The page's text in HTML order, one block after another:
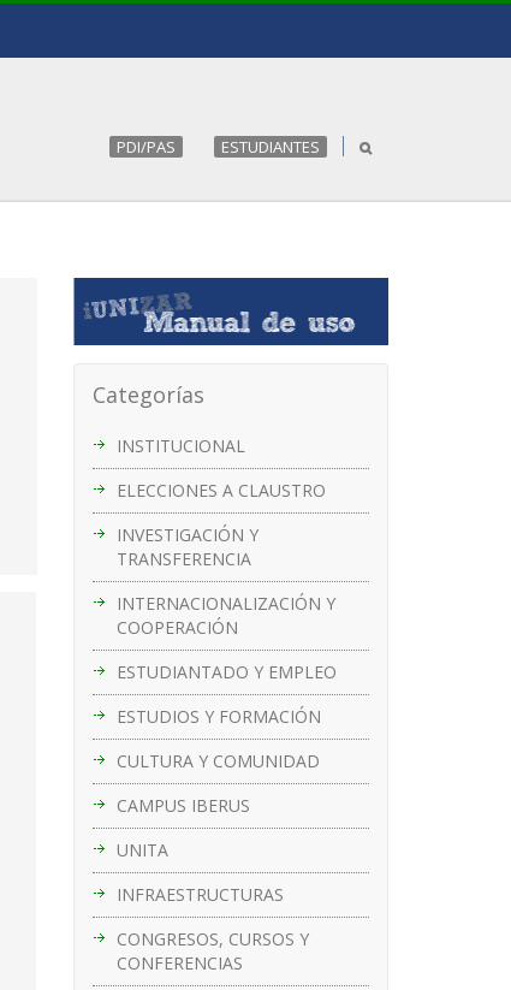
PDI/PAS ESTUDIANTES
Categorías
INSTITUCIONAL
ELECCIONES A CLAUSTRO
INVESTIGACIÓN Y
TRANSFERENCIA
INTERNACIONALIZACIÓN Y
COOPERACIÓN
ESTUDIANTADO Y EMPLEO
ESTUDIOS Y FORMACIÓN
CULTURA Y COMUNIDAD
CAMPUS IBERUS
UNITA
INFRAESTRUCTURAS
CONGRESOS, CURSOS Y
CONFERENCIAS